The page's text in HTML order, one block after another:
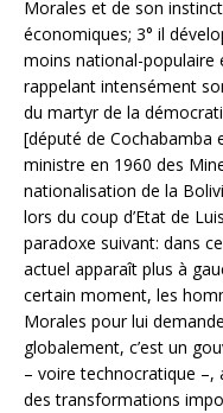
Morales et de son
économiques; 3° il
moins national-populaire
rappelant intensément
du martyr de la
[député de Cochabamba
ministre en 1960 des
nationalisation de la
lors du coup d’Etat de
paradoxe suivant: dans
actuel apparaît plus à
certain moment, les
Morales pour lui
globalement, c’est un
– voire technocratique –,
des transformations